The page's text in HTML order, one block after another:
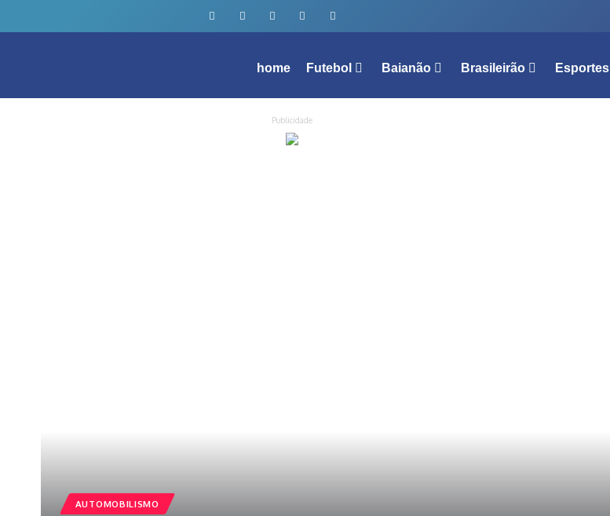
home Futebol Baianão Brasileirão Esportes
Publicidade
AUTOMOBILISMO